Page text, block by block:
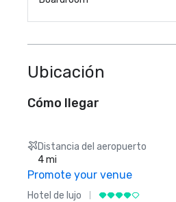
Ubicación
Cómo llegar
Distancia del aeropuerto
4 mi
Promote your venue
Hotel de lujo